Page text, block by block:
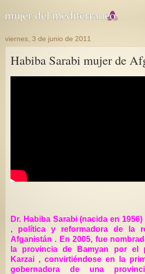
viernes, 3 de junio de 2011
Habiba Sarabi mujer de
Dr. Habiba Sarabi (nacida en
, política y reformadora de la
Afganistán . En 2005, fue
la provincia de Bamyan por el
Karzai , convirtiéndose en la
gobernadora de una